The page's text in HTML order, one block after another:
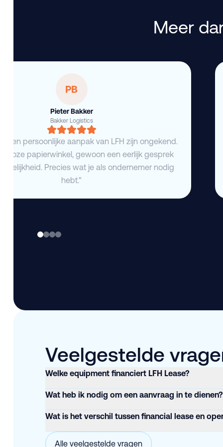
Meer
PB
Pieter Bakker
Bakker Logistics
en persoonlijke aanpak van LFH zijn ongekend.
papierwinkel, gewoon een eerlijk gesprek
Precies wat je als ondernemer nodig
hebt."
Veelgestelde
Welke equipment financiert LFH Lease?
Wat heb ik nodig om een aanvraag in te dienen?
Wat is het verschil tussen financial lease en
Alle veelgestelde vragen